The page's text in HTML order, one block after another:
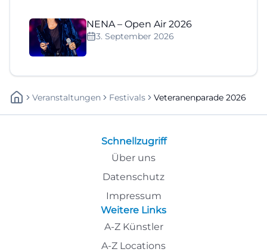
NENA – Open Air 2026
3. September 2026
Veranstaltungen Festivals Veteranenparade 2026
Schnellzugriff
Über uns
Datenschutz
Impressum
Weitere Links
A-Z Künstler
A-Z Locations